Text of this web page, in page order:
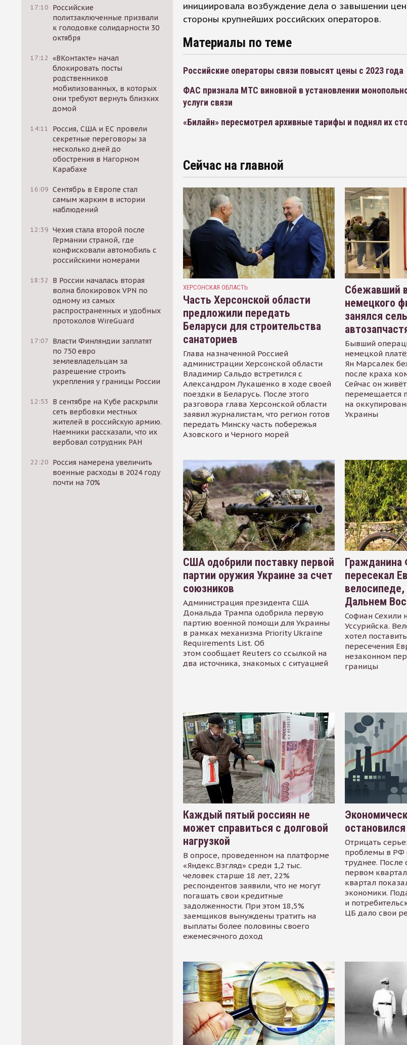
17:10 Российские
политзаключенные призвали
к голодовке солидарности 30
октября
17:12 «ВКонтакте» начал
блокировать посты
родственников
мобилизованных, в которых
они требуют вернуть близких
домой
14:11
Россия, США и ЕС провели
секретные переговоры за
несколько дней до
обострения в Нагорном
Карабахе
16:09 Сентябрь в Европе стал
самым жарким в истории
наблюдений
12:39 Чехия стала второй после
Германии страной, где
конфисковали автомобиль с
российскими номерами
18:32
В России началась вторая
волна блокировок VPN по
одному из самых
распространенных и удобных
протоколов WireGuard
17:07 Власти Финляндии заплатят
по 750 евро
землевладельцам за
разрешение строить
укрепления у границы России
12:53
В сентябре на Кубе раскрыли
сеть вербовки местных
жителей в российскую армию.
Наемники рассказали, что их
вербовал сотрудник РАН
22:20 Россия намерена увеличить
военные расходы в 2024 году
почти на 70%
инициировала возбуждение дела о завышении
стороны крупнейших российских операторов.
Материалы по теме
Российские операторы связи повысят цены с 2023 года
ФАС признала МТС виновной в установлении
услуги связи
«Билайн» пересмотрел архивные тарифы и поднял их
Сейчас на главной
ХЕРСОНСКАЯ ОБЛАСТЬ
Часть Херсонской области
предложили передать
Беларуси для строительства
санаториев
Глава назначенной Россией
администрации Херсонской области
Владимир Сальдо встретился с
Александром Лукашенко в ходе своей
поездки в Беларусь. После этого
разговора глава Херсонской области
заявил журналистам, что регион готов
передать Минску часть побережья
Азовского и Черного морей
Сбежавший
немецкого
занялся
Бывший
немецкой
Ян Марсалек
после краха
Сейчас он
перемещается
на
Украины
США одобрили поставку первой
партии оружия Украине за счет
союзников
Администрация президента США
Дональда Трампа одобрила первую
партию военной помощи для Украины
в рамках механизма Priority Ukraine
Requirements List. Об
этом сообщает Reuters со ссылкой на
два источника, знакомых с ситуацией
Гражданина
пересекал
велосипеде,
Дальнем
Софиан Сехили
Уссурийска.
хотел
пересечения
незаконном
границы
Каждый пятый россиян не
может справиться с долговой
нагрузкой
В опросе, проведенном на платформе
«Яндекс.Взгляд» среди 1,2 тыс.
человек старше 18 лет, 22%
респондентов заявили, что не могут
погашать свои кредитные
задолженности. При этом 18,5%
заемщиков вынуждены тратить на
выплаты более половины своего
ежемесячного доход
остановился
Отрицать
проблемы в РФ
труднее.
первом
квартал
экономики.
и
ЦБ дало свои